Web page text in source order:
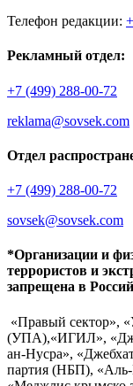
Телефон редакции:
Рекламный отдел:
+7 (499) 288-00-72
reklama@sovsek.com
Отдел
+7 (499) 288-00-72
sovsek@sovsek.com
*Организации и
террористов и
запрещена в
«Правый сектор»,
(УПА),«ИГИЛ»,
ан-Нусра»,
партия (НБП),